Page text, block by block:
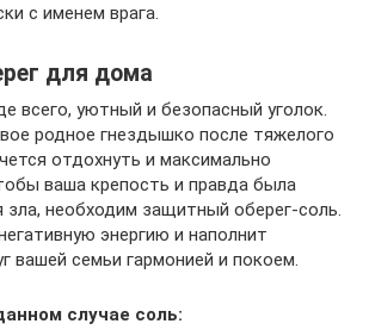
с именем врага.
для дома
всего, уютный и безопасный уголок.
родное гнездышко после тяжелого
отдохнуть и максимально
ваша крепость и правда была
зла, необходим защитный оберег-соль.
энергию и наполнит
вашей семьи гармонией и покоем.
случае соль: